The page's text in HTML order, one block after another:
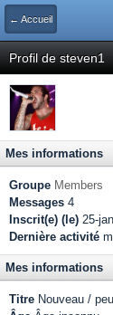
← Accueil
Profil de steven1
Mes informations
Groupe Members
Messages 4
Inscrit(e) (le) 25-
Dernière activité
Mes informations
Titre Nouveau /